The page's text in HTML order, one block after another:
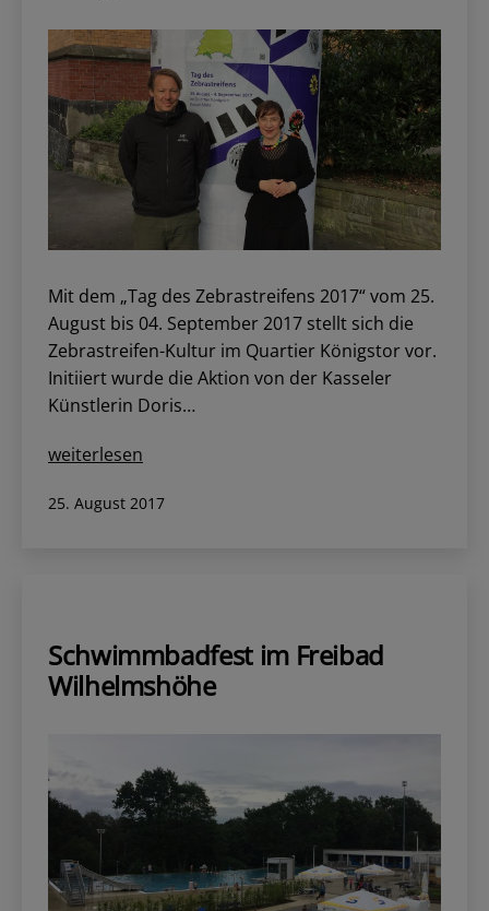
Mit dem „Tag des Zebrastreifens 2017“ vom 25.
August bis 04. September 2017 stellt sich die
Zebrastreifen-Kultur im Quartier Königstor vor.
Initiiert wurde die Aktion von der Kasseler
Künstlerin Doris…
„Tag
Zebrastreifens
vor
Königstorschule
weiterlesen
Veröffentlicht
25. August 2017
Schwimmbadfest im Freibad
Wilhelmshöhe